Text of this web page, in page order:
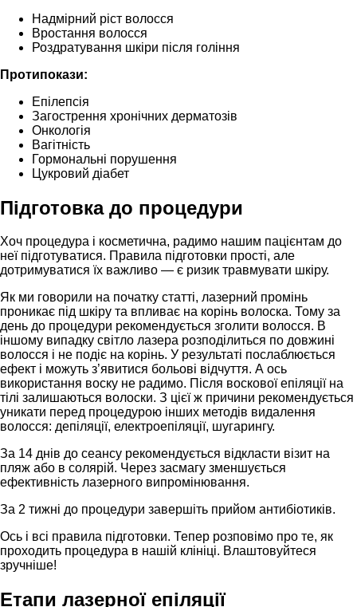
Надмірний ріст волосся
Вростання волосся
Роздратування шкіри після гоління
Протипокази:
Епілепсія
Загострення хронічних дерматозів
Онкологія
Вагітність
Гормональні порушення
Цукровий діабет
Підготовка до процедури
Хоч процедура і косметична, радимо нашим пацієнтам до
неї підготуватися. Правила підготовки прості, але
дотримуватися їх важливо — є ризик травмувати шкіру.
Як ми говорили на початку статті, лазерний промінь
проникає під шкіру та впливає на корінь волоска. Тому за
день до процедури рекомендується зголити волосся. В
іншому випадку світло лазера розподілиться по довжині
волосся і не подіє на корінь. У результаті послаблюється
ефект і можуть з’явитися больові відчуття. А ось
використання воску не радимо. Після воскової епіляції на
тілі залишаються волоски. З цієї ж причини рекомендується
уникати перед процедурою інших методів видалення
волосся: депіляції, електроепіляції, шугарингу.
За 14 днів до сеансу рекомендується відкласти візит на
пляж або в солярій. Через засмагу зменшується
ефективність лазерного випромінювання.
За 2 тижні до процедури завершіть прийом антибіотиків.
Ось і всі правила підготовки. Тепер розповімо про те, як
проходить процедура в нашій клініці. Влаштовуйтеся
зручніше!
Етапи лазерної епіляції